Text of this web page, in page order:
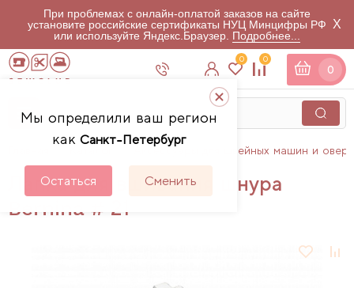
При проблемах с онлайн-оплатой заказов на сайте
установите российские сертификаты НУЦ Минцифры РФ
или используйте Яндекс.Браузер. Подробнее...
X
Мы определили ваш регион
как Санкт-Петербург
Остаться Сменить
0 0
0
Аксессуары для швейных машин и
Лапка для вшивания шнура
Bernina # 21